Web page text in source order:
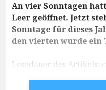
An vier Sonntagen
Leer geöffnet. Jetzt
Sonntage für dieses
den vierten wurde ein
Lesedauer des Artikels: